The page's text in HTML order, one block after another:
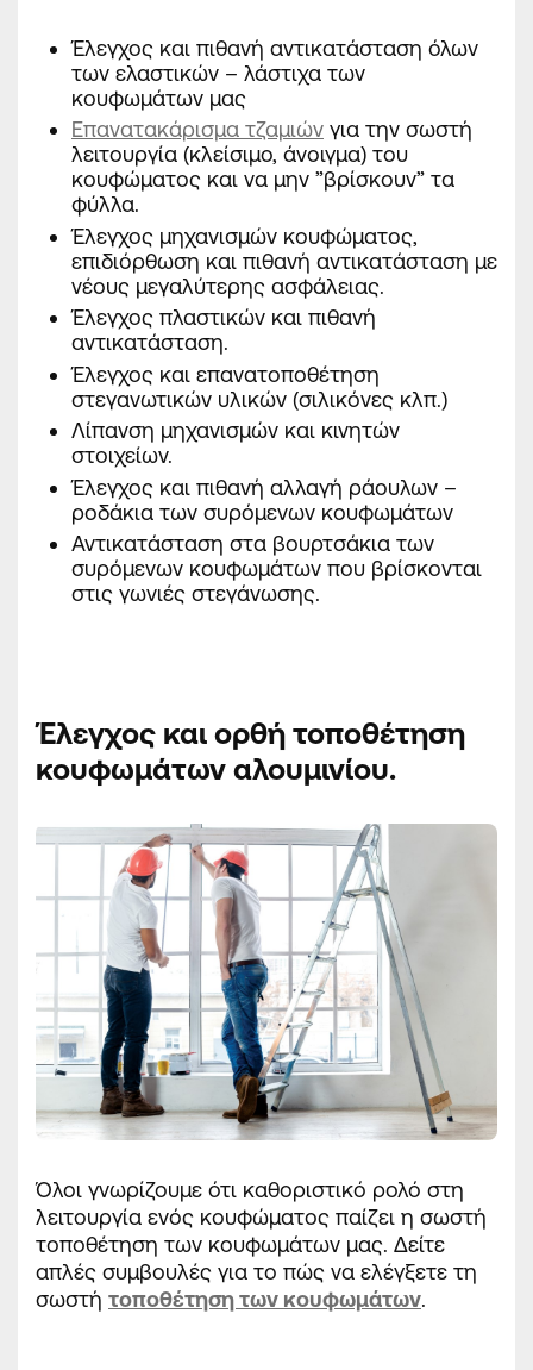
Έλεγχος και πιθανή αντικατάσταση όλων
των ελαστικών – λάστιχα των
κουφωμάτων μας
Επανατακάρισμα τζαμιών για την σωστή
λειτουργία (κλείσιμο, άνοιγμα) του
κουφώματος και να μην ”βρίσκουν” τα
φύλλα.
Έλεγχος μηχανισμών κουφώματος,
επιδιόρθωση και πιθανή αντικατάσταση με
νέους μεγαλύτερης ασφάλειας.
Έλεγχος πλαστικών και πιθανή
αντικατάσταση.
Έλεγχος και επανατοποθέτηση
στεγανωτικών υλικών (σιλικόνες κλπ.)
Λίπανση μηχανισμών και κινητών
στοιχείων.
Έλεγχος και πιθανή αλλαγή ράουλων –
ροδάκια των συρόμενων κουφωμάτων
Αντικατάσταση στα βουρτσάκια των
συρόμενων κουφωμάτων που βρίσκονται
στις γωνιές στεγάνωσης.
Έλεγχος και ορθή τοποθέτηση
κουφωμάτων αλουμινίου.
Όλοι γνωρίζουμε ότι καθοριστικό ρολό στη
λειτουργία ενός κουφώματος παίζει η σωστή
τοποθέτηση των κουφωμάτων μας. Δείτε
απλές συμβουλές για το πώς να ελέγξετε τη
σωστή τοποθέτηση των κουφωμάτων.